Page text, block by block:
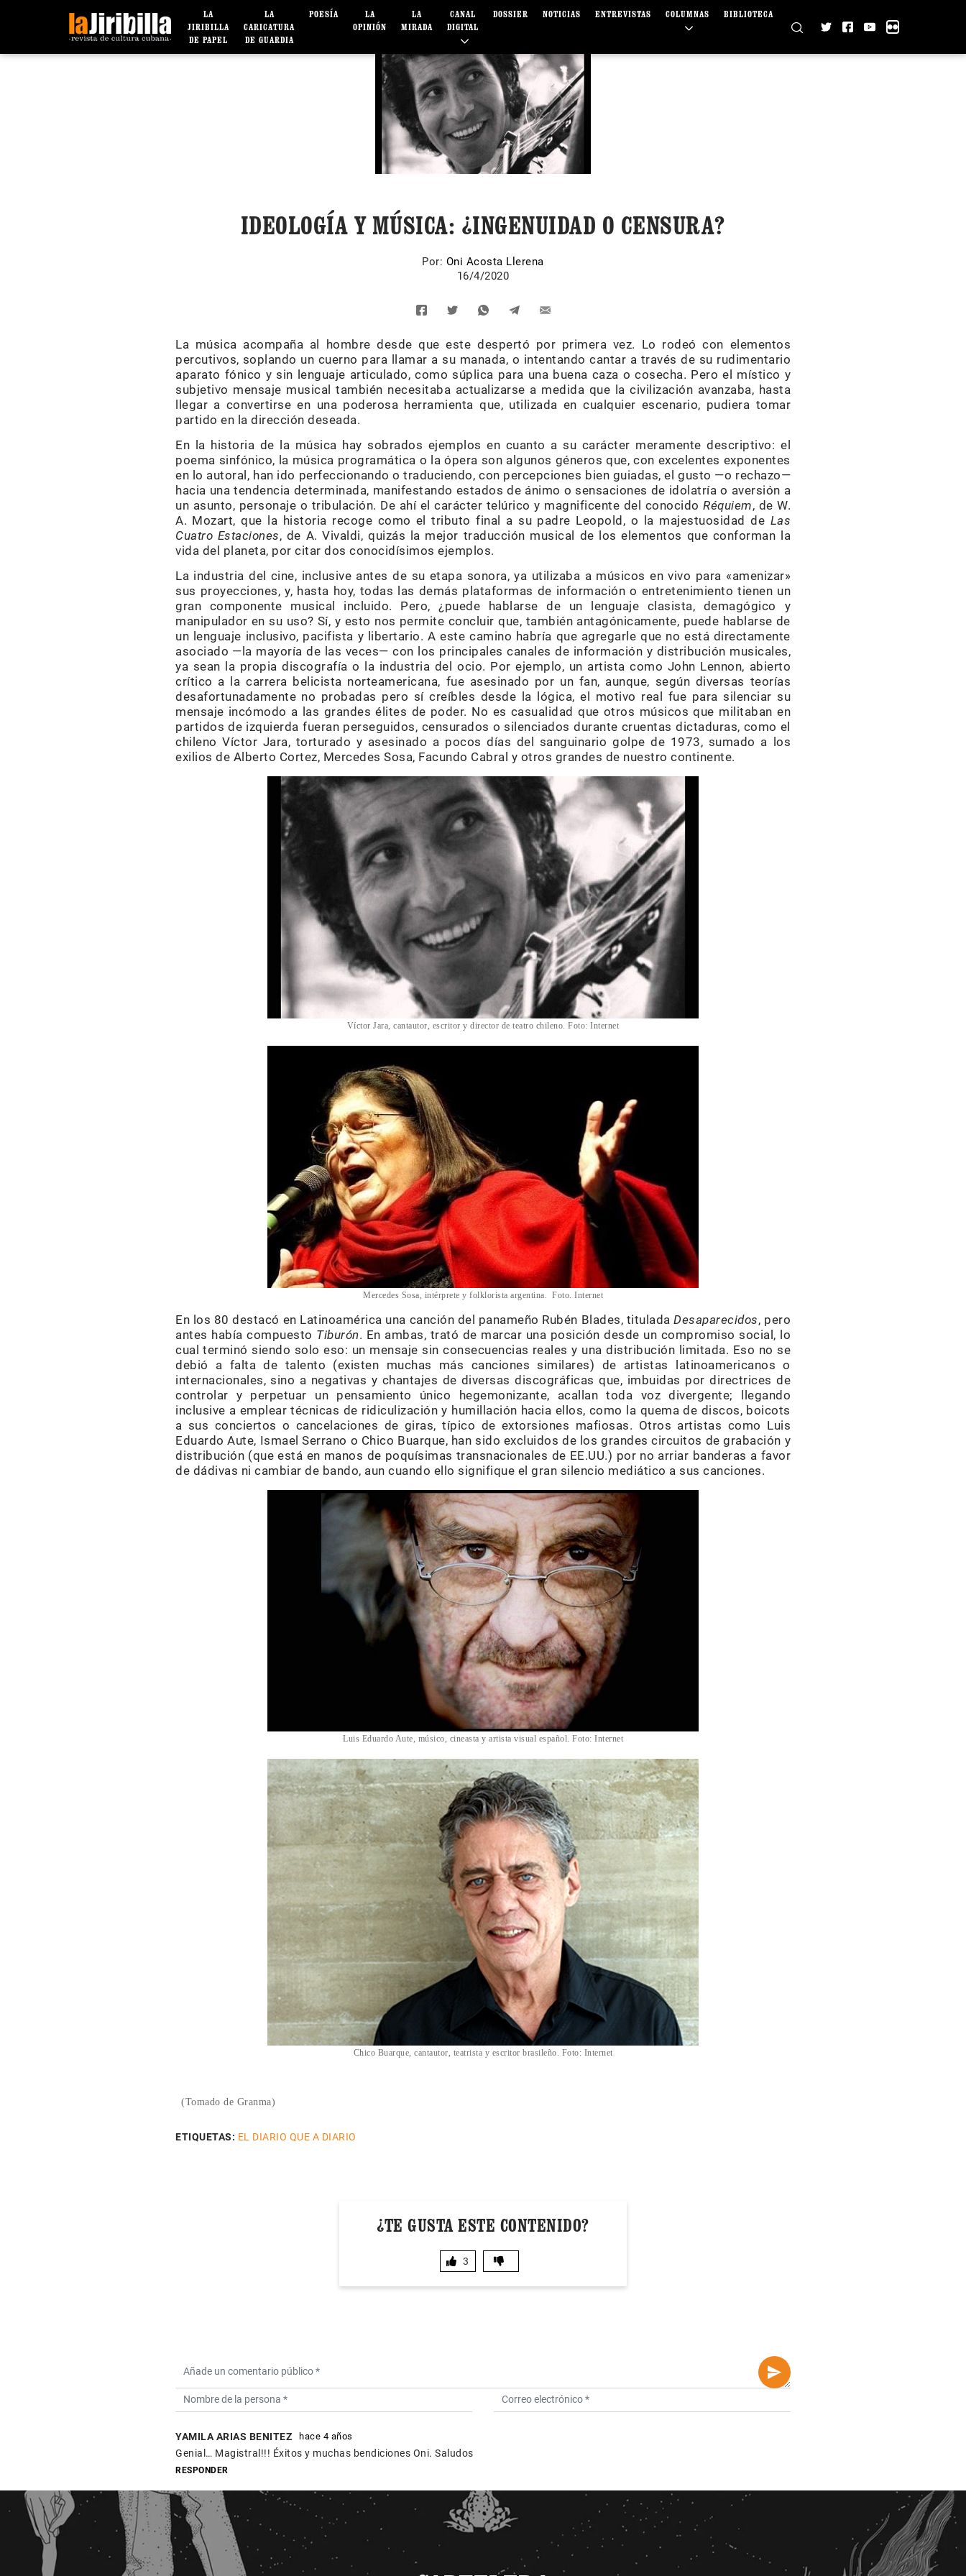
LA
JIRIBILLA
DE PAPEL
LA
CARICATURA
DE GUARDIA
POESÍA
LA
OPINIÓN
LA
MIRADA
CANAL
DIGITAL
DOSSIER NOTICIAS ENTREVISTAS COLUMNAS BIBLIOTECA
IDEOLOGÍA Y MÚSICA: ¿INGENUIDAD O CENSURA?
Por: Oni Acosta Llerena
16/4/2020
La música acompaña al hombre desde que este despertó por primera vez. Lo rodeó con elementos
percutivos, soplando un cuerno para llamar a su manada, o intentando cantar a través de su rudimentario
aparato fónico y sin lenguaje articulado, como súplica para una buena caza o cosecha. Pero el místico y
subjetivo mensaje musical también necesitaba actualizarse a medida que la civilización avanzaba, hasta
llegar a convertirse en una poderosa herramienta que, utilizada en cualquier escenario, pudiera tomar
partido en la dirección deseada.
En la historia de la música hay sobrados ejemplos en cuanto a su carácter meramente descriptivo: el
poema sinfónico, la música programática o la ópera son algunos géneros que, con excelentes exponentes
en lo autoral, han ido perfeccionando o traduciendo, con percepciones bien guiadas, el gusto —o rechazo—
hacia una tendencia determinada, manifestando estados de ánimo o sensaciones de idolatría o aversión a
un asunto, personaje o tribulación. De ahí el carácter telúrico y magnificente del conocido Réquiem, de W.
A. Mozart, que la historia recoge como el tributo final a su padre Leopold, o la majestuosidad de Las
Cuatro Estaciones, de A. Vivaldi, quizás la mejor traducción musical de los elementos que conforman la
vida del planeta, por citar dos conocidísimos ejemplos.
La industria del cine, inclusive antes de su etapa sonora, ya utilizaba a músicos en vivo para «amenizar»
sus proyecciones, y, hasta hoy, todas las demás plataformas de información o entretenimiento tienen un
gran componente musical incluido. Pero, ¿puede hablarse de un lenguaje clasista, demagógico y
manipulador en su uso? Sí, y esto nos permite concluir que, también antagónicamente, puede hablarse de
un lenguaje inclusivo, pacifista y libertario. A este camino habría que agregarle que no está directamente
asociado —la mayoría de las veces— con los principales canales de información y distribución musicales,
ya sean la propia discografía o la industria del ocio. Por ejemplo, un artista como John Lennon, abierto
crítico a la carrera belicista norteamericana, fue asesinado por un fan, aunque, según diversas teorías
desafortunadamente no probadas pero sí creíbles desde la lógica, el motivo real fue para silenciar su
mensaje incómodo a las grandes élites de poder. No es casualidad que otros músicos que militaban en
partidos de izquierda fueran perseguidos, censurados o silenciados durante cruentas dictaduras, como el
chileno Víctor Jara, torturado y asesinado a pocos días del sanguinario golpe de 1973, sumado a los
exilios de Alberto Cortez, Mercedes Sosa, Facundo Cabral y otros grandes de nuestro continente.
Víctor Jara, cantautor, escritor y director de teatro chileno. Foto: Internet
Mercedes Sosa, intérprete y folklorista argentina. Foto. Internet
En los 80 destacó en Latinoamérica una canción del panameño Rubén Blades, tituladaDesaparecidos, pero
antes había compuesto Tiburón. En ambas, trató de marcar una posición desde un compromiso social, lo
cual terminó siendo solo eso: un mensaje sin consecuencias reales y una distribución limitada. Eso no se
debió a falta de talento (existen muchas más canciones similares) de artistas latinoamericanos o
internacionales, sino a negativas y chantajes de diversas discográficas que, imbuidas por directrices de
controlar y perpetuar un pensamiento único hegemonizante, acallan toda voz divergente; llegando
inclusive a emplear técnicas de ridiculización y humillación hacia ellos, como la quema de discos, boicots
a sus conciertos o cancelaciones de giras, típico de extorsiones mafiosas. Otros artistas como Luis
Eduardo Aute, Ismael Serrano o Chico Buarque, han sido excluidos de los grandes circuitos de grabación y
distribución (que está en manos de poquísimas transnacionales de EE.UU.) por no arriar banderas a favor
de dádivas ni cambiar de bando, aun cuando ello signifique el gran silencio mediático a sus canciones.
Luis Eduardo Aute, músico, cineasta y artista visual español. Foto: Internet
Chico Buarque, cantautor, teatrista y escritor brasileño. Foto: Internet
(Tomado de Granma)
ETIQUETAS: EL DIARIO QUE A DIARIO
¿TE GUSTA ESTE CONTENIDO?
3
YAMILA ARIAS BENITEZ hace 4 años
Genial… Magistral!!! Éxitos y muchas bendiciones Oni. Saludos
RESPONDER